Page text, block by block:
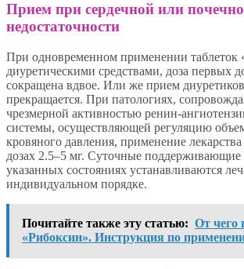
Прием при сердечной или
недостаточности
При одновременном применении таблеток
диуретическими средствами, доза первых
сокращена вдвое. Или же прием
прекращается. При патологиях,
чрезмерной активностью ренин-
системы, осуществляющей регуляцию
кровяного давления, применение лекарства
дозах 2.5–5 мг. Суточные поддерживающие
указанных состояниях устанавливаются
индивидуальном порядке.
Почитайте также эту статью: От чего
«Рибоксин». Инструкция по